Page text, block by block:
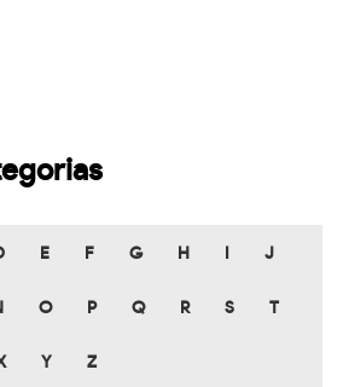
E F G H J
O P Q R S T
Y Z